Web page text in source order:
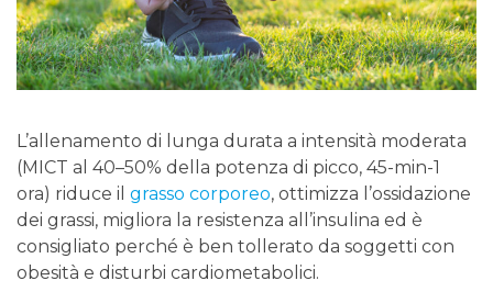
L’allenamento di lunga durata a intensità moderata
(MICT al 40–50% della potenza di picco, 45-min-1
ora) riduce il grasso corporeo, ottimizza l’ossidazione
dei grassi, migliora la resistenza all’insulina ed è
consigliato perché è ben tollerato da soggetti con
obesità e disturbi cardiometabolici.